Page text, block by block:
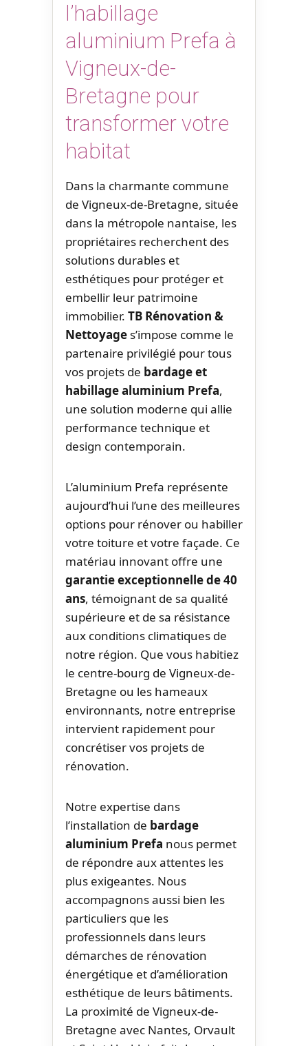
l’habillage
aluminium Prefa à
Vigneux-de-
Bretagne pour
transformer votre
habitat
Dans la charmante commune
de Vigneux-de-Bretagne, située
dans la métropole nantaise, les
propriétaires recherchent des
solutions durables et
esthétiques pour protéger et
embellir leur patrimoine
immobilier. TB Rénovation &
Nettoyage s’impose comme le
partenaire privilégié pour tous
vos projets de bardage et
habillage aluminium Prefa,
une solution moderne qui allie
performance technique et
design contemporain.
L’aluminium Prefa représente
aujourd’hui l’une des meilleures
options pour rénover ou habiller
votre toiture et votre façade. Ce
matériau innovant offre une
garantie exceptionnelle de 40
ans, témoignant de sa qualité
supérieure et de sa résistance
aux conditions climatiques de
notre région. Que vous habitiez
le centre-bourg de Vigneux-de-
Bretagne ou les hameaux
environnants, notre entreprise
intervient rapidement pour
concrétiser vos projets de
rénovation.
Notre expertise dans
l’installation de bardage
aluminium Prefa nous permet
de répondre aux attentes les
plus exigeantes. Nous
accompagnons aussi bien les
particuliers que les
professionnels dans leurs
démarches de rénovation
énergétique et d’amélioration
esthétique de leurs bâtiments.
La proximité de Vigneux-de-
Bretagne avec Nantes, Orvault